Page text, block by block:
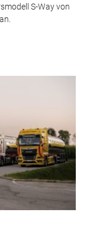
S-Way von